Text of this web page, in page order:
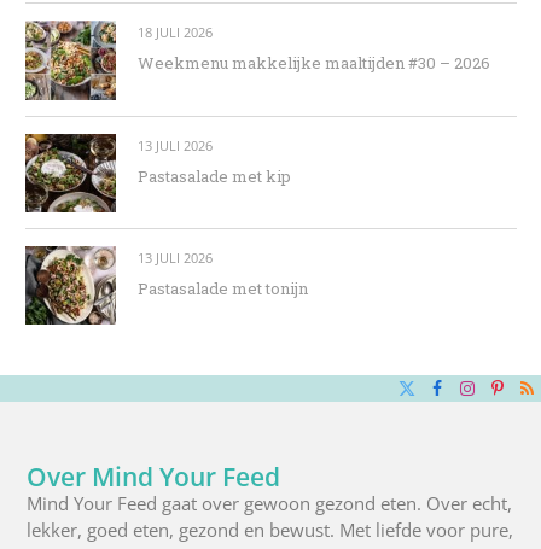
18 JULI 2026
Weekmenu makkelijke maaltijden #30 – 2026
13 JULI 2026
Pastasalade met kip
13 JULI 2026
Pastasalade met tonijn
X
Facebook
Over Mind Your Feed
Mind Your Feed gaat over gewoon gezond eten. Over echt,
lekker, goed eten, gezond en bewust. Met liefde voor pure,